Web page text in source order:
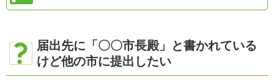
届出先に「〇〇市長殿」と書かれている
けど他の市に提出したい